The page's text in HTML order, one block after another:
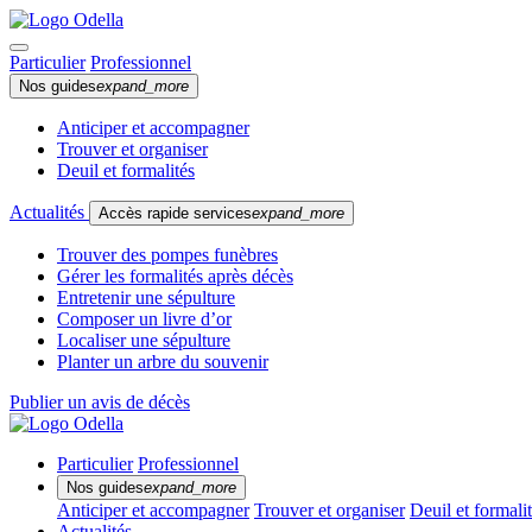
Particulier Professionnel
Nos guidesexpand_more
Anticiper et accompagner
Trouver et organiser
Deuil et formalités
Actualités Accès rapide servicesexpand_more
Trouver des pompes funèbres
Gérer les formalités après décès
Entretenir une sépulture
Composer un livre d’or
Localiser une sépulture
Planter un arbre du souvenir
Publier un avis de décès
Particulier Professionnel
Nos guidesexpand_more
Anticiper et accompagner Trouver et organiser Deuil et